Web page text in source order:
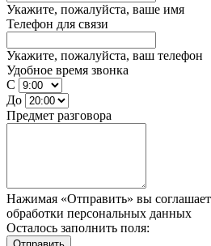
Укажите, пожалуйста, ваше имя
Телефон для связи
Укажите, пожалуйста, ваш телефон
Удобное время звонка
С
До
Предмет разговора
Нажимая «Отправить» вы
обработки персональных данных
Осталось заполнить поля: